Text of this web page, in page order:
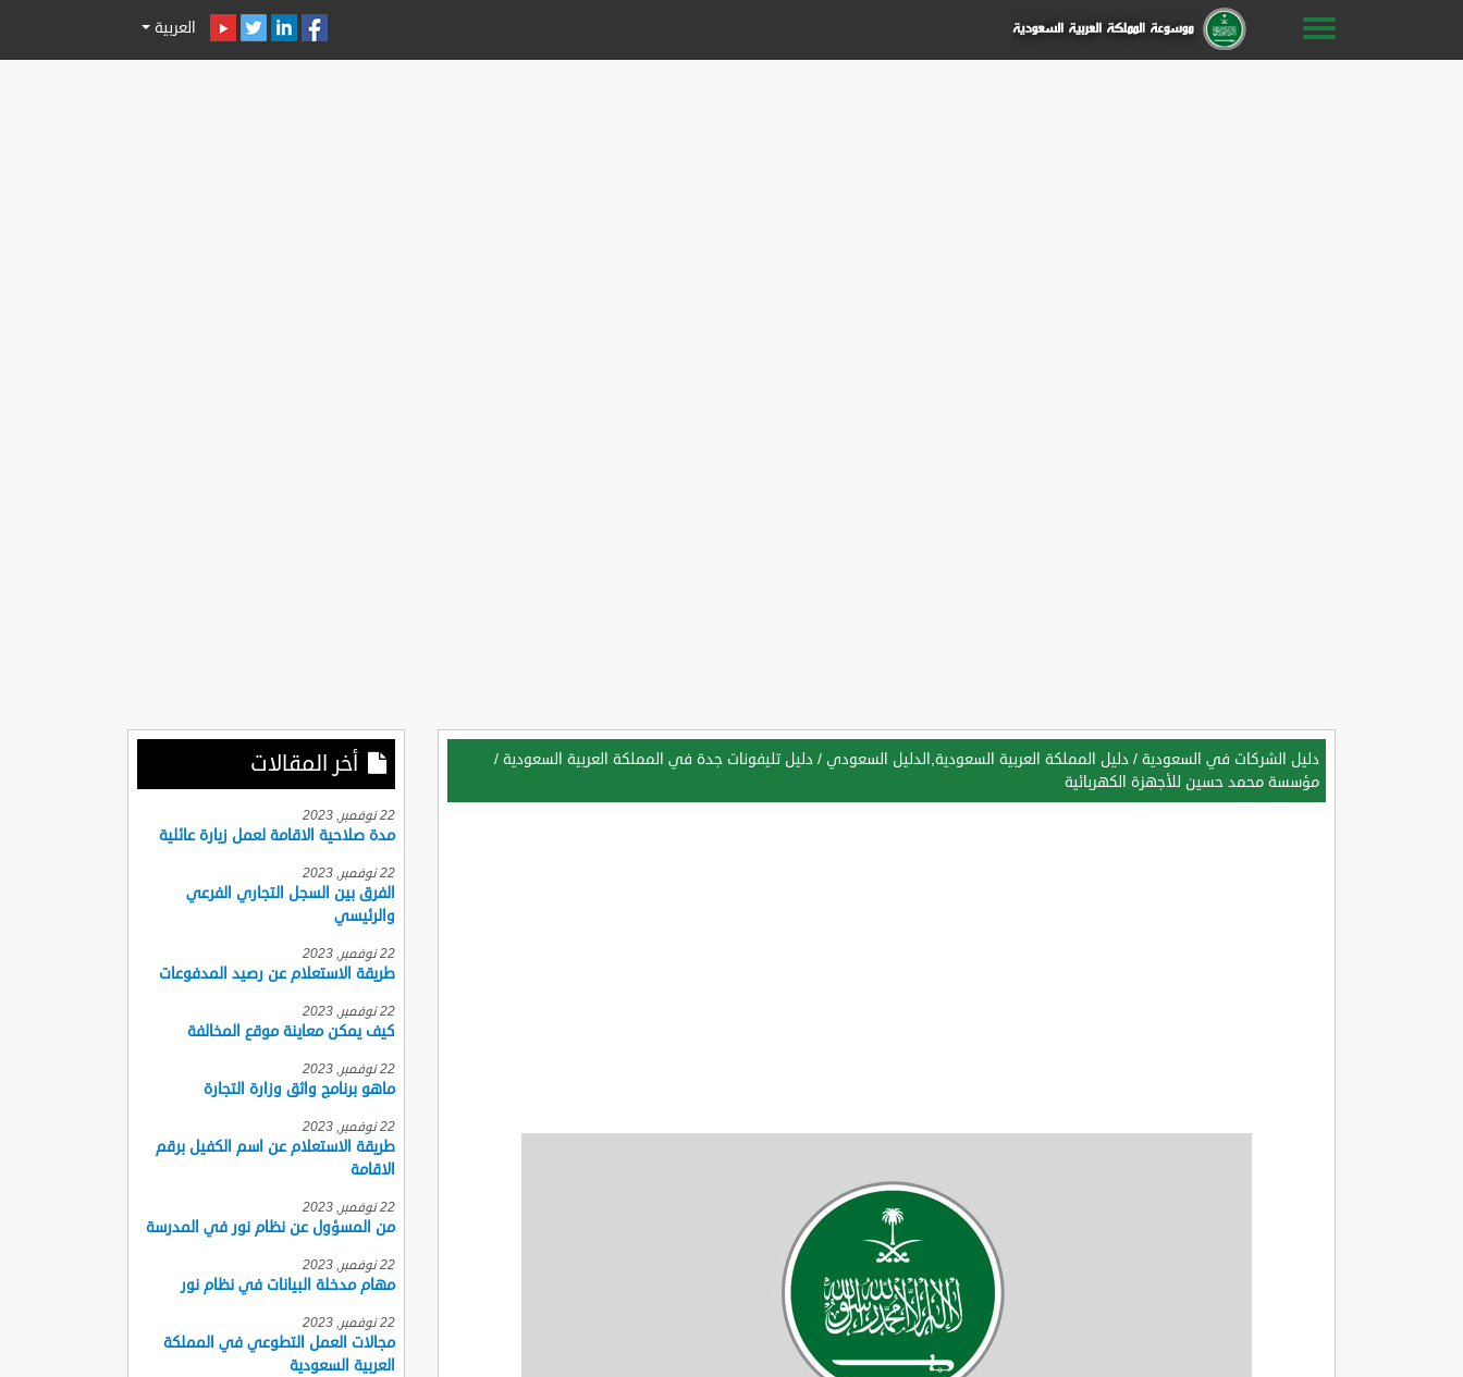
العربية
دليل الشركات في السعودية / دليل المملكة العربية السعودية,الدليل السعودي / دليل تليفونات جدة في المملكة العربية السعودية /
مؤسسة محمد حسين للأجهزة الكهربائية
أخر المقالات
22 نوفمبر, 2023
مدة صلاحية الاقامة لعمل زيارة عائلية
22 نوفمبر, 2023
الفرق بين السجل التجاري الفرعي
والرئيسي
22 نوفمبر, 2023
طريقة الاستعلام عن رصيد المدفوعات
22 نوفمبر, 2023
كيف يمكن معاينة موقع المخالفة
22 نوفمبر, 2023
ماهو برنامج واثق وزارة التجارة
22 نوفمبر, 2023
طريقة الاستعلام عن اسم الكفيل برقم
الاقامة
22 نوفمبر, 2023
من المسؤول عن نظام نور في المدرسة
22 نوفمبر, 2023
مهام مدخلة البيانات في نظام نور
22 نوفمبر, 2023
مجالات العمل التطوعي في المملكة
العربية السعودية